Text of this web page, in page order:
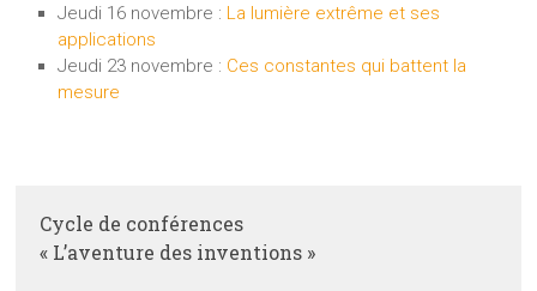
Jeudi 16 novembre : La lumière extrême et ses
applications
Jeudi 23 novembre : Ces constantes qui battent la
mesure
Cycle de conférences
« L’aventure des inventions »